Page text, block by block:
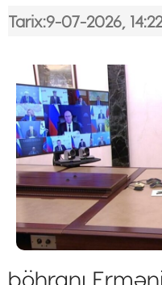
Tarix:9-07-2026, 14:22
böhranı